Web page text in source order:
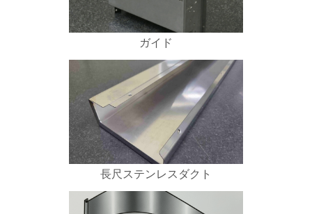
ガイド
長尺ステンレスダクト